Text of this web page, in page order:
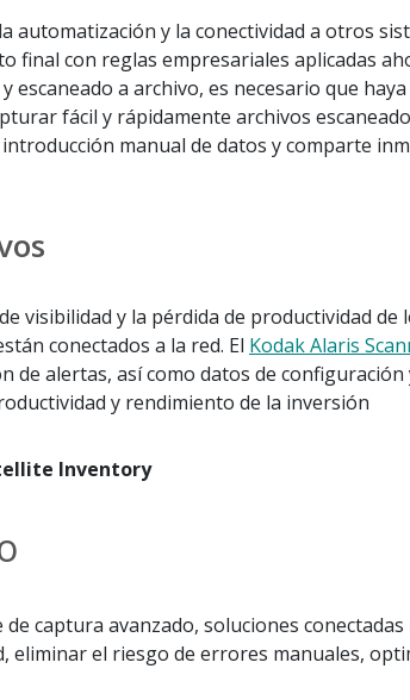
automatización y la conectividad a otros
con reglas empresariales aplicadas
a archivo, es necesario que
fácil y rápidamente archivos
manual de datos y comparte
visibilidad y la pérdida de productividad
conectados a la red. El Kodak Alaris
de alertas, así como datos de
y rendimiento de la inversión
Inventory
captura avanzado, soluciones
eliminar el riesgo de errores manuales,